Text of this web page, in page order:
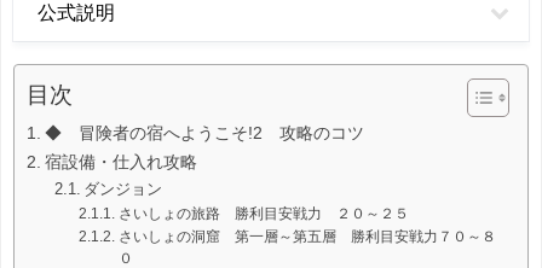
公式説明
目次
◆ 冒険者の宿へようこそ!2 攻略のコツ
宿設備・仕入れ攻略
ダンジョン
さいしょの旅路 勝利目安戦力 ２０～２５
さいしょの洞窟 第一層～第五層 勝利目安戦力７０～８
０